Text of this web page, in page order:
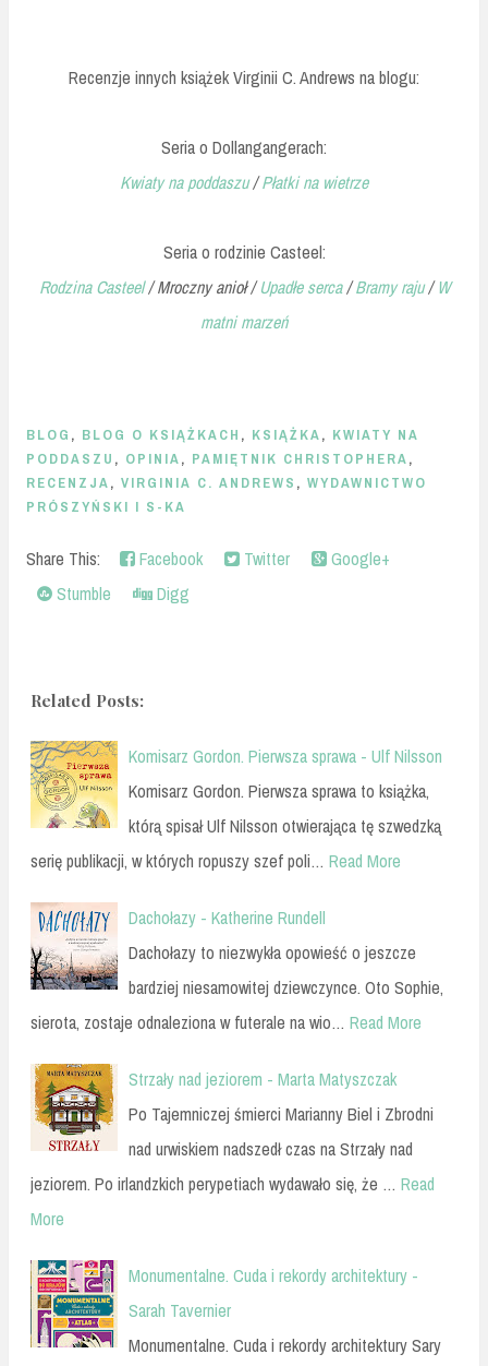
Recenzje innych książek Virginii C. Andrews na blogu:
Seria o Dollangangerach:
Kwiaty na poddaszu/Płatki na wietrze
Seria o rodzinie Casteel:
Rodzina Casteel/Mroczny anioł/Upadłe serca/Bramy raju/W
matni marzeń
BLOG , BLOG O KSIĄŻKACH , KSIĄŻKA, KWIATY NA
PODDASZU , OPINIA, PAMIĘTNIK CHRISTOPHERA,
RECENZJA, VIRGINIA C. ANDREWS , WYDAWNICTWO
PRÓSZYŃSKI I S-KA
Share This: Facebook Twitter
Google+
Stumble
Digg
Related Posts:
Komisarz Gordon. Pierwsza sprawa - Ulf Nilsson
Komisarz Gordon. Pierwsza sprawa to książka,
którą spisał Ulf Nilsson otwierająca tę szwedzką
serię publikacji, w których ropuszy szef poli… Read More
Dachołazy - Katherine Rundell
Dachołazy to niezwykła opowieść o jeszcze
bardziej niesamowitej dziewczynce. Oto Sophie,
sierota, zostaje odnaleziona w futerale na wio… Read More
Strzały nad jeziorem - Marta Matyszczak
Po Tajemniczej śmierci Marianny Biel i Zbrodni
nad urwiskiem nadszedł czas na Strzały nad
jeziorem. Po irlandzkich perypetiach wydawało się, że … Read
More
Monumentalne. Cuda i rekordy architektury -
Sarah Tavernier
Monumentalne. Cuda i rekordy architektury Sary